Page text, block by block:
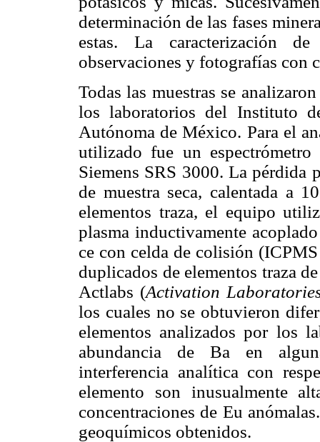
determinación de las fases
estas. La caracterización
observaciones y fotografías con
Todas las muestras se
los laboratorios del Instituto
Autónoma de México. Para el
utilizado fue un
Siemens SRS 3000. La pérdida
de muestra seca, calentada a
elementos traza, el equipo
plasma inductivamente
ce con celda de colisión
duplicados de elementos traza
Actlabs (Activation
los cuales no se obtuvieron
elementos analizados por los
abundancia de Ba en
interferencia analítica con
elemento son inusualmente
concentraciones de Eu
geoquímicos obtenidos.